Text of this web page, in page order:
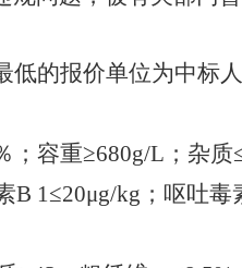
低的报价单位为中标人
；容重≥680g/L ；杂质
B 1≤20μg/kg ；呕吐毒